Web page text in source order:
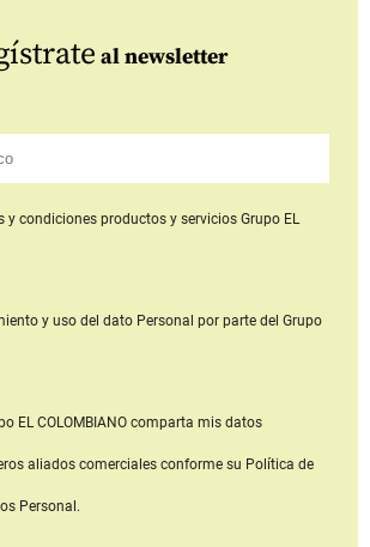
al newsletter
y condiciones productos y serviciosGrupo EL
y uso del dato Personal por parte del Grupo
EL COLOMBIANOcomparta mis datos
aliados comerciales conforme su Política de
Personal.